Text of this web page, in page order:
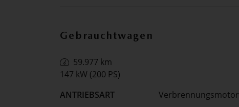
Gebrauchtwagen
59.977 km
147 kW (200 PS)
ANTRIEBSART
Verbrennungsmotor